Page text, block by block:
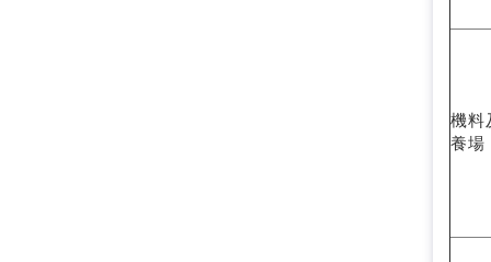
機料
養場